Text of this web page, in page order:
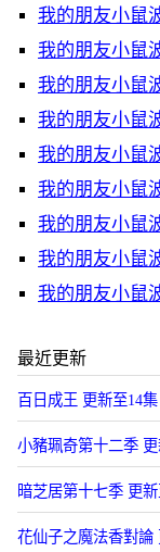
我的朋友小鼠
我的朋友小鼠
我的朋友小鼠
我的朋友小鼠
我的朋友小鼠
我的朋友小鼠
我的朋友小鼠
我的朋友小鼠
我的朋友小鼠
最近更新
百日成王 更新至14集
小豬珮奇第十二季
暗芝居第十七季 更
花仙子之魔法香對論